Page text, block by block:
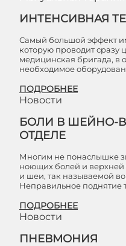
ИНТЕНСИВНАЯ
Самый большой эффект
которую проводит сразу
медицинская бригада, в
необходимое
ПОДРОБНЕЕ
Новости
БОЛИ В ШЕЙНО-
ОТДЕЛЕ
Многим не понаслышке
ноющих болей и верхней
и шеи, так называемой
Неправильное поднятие
ПОДРОБНЕЕ
Новости
ПНЕВМОНИЯ